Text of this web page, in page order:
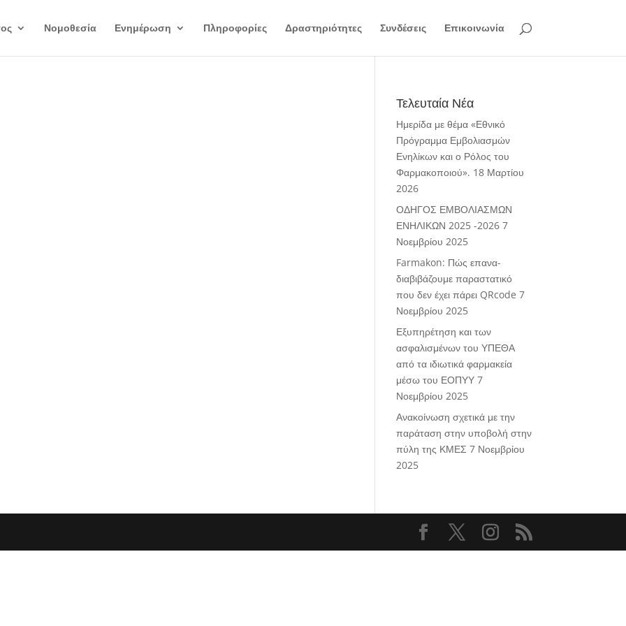
Νομοθεσία Ενημέρωση Πληροφορίες Δραστηριότητες Συνδέσεις Επικοινωνία
Τελευταία Νέα
Ημερίδα με θέμα «Εθνικό
Πρόγραμμα Εμβολιασμών
Ενηλίκων και ο Ρόλος του
Φαρμακοποιού». 18 Μαρτίου
2026
ΟΔΗΓΟΣ ΕΜΒΟΛΙΑΣΜΩΝ
ΕΝΗΛΙΚΩΝ 2025 -2026 7
Νοεμβρίου 2025
Farmakon: Πώς επανα-
διαβιβάζουμε παραστατικό
που δεν έχει πάρει QRcode 7
Νοεμβρίου 2025
Εξυπηρέτηση και των
ασφαλισμένων του ΥΠΕΘΑ
από τα ιδιωτικά φαρμακεία
μέσω του ΕΟΠΥΥ 7
Νοεμβρίου 2025
Ανακοίνωση σχετικά με την
παράταση στην υποβολή στην
πύλη της ΚΜΕΣ 7 Νοεμβρίου
2025